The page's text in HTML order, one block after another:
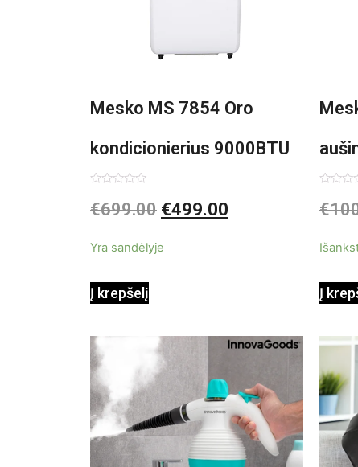
Mesko MS 7854 Oro
kondicionierius 9000BTU
0
iš
€699.00 €499.00
Yra sandėlyje
Į krepšelį
3in1
0
iš
€
Į